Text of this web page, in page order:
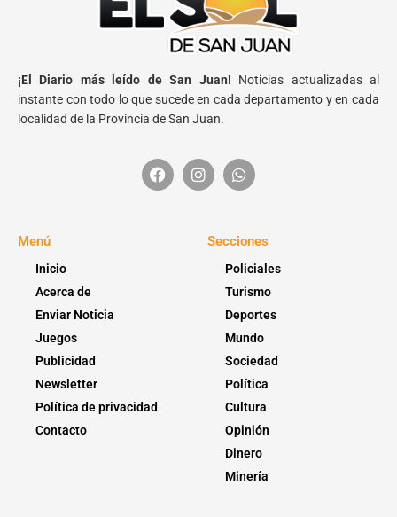
¡El Diario más leído de San Juan! Noticias actualizadas al
instante con todo lo que sucede en cada departamento y en cada
localidad de la Provincia de San Juan.
Menú
Inicio
Acerca de
Enviar Noticia
Juegos
Publicidad
Newsletter
Política de privacidad
Contacto
Secciones
Policiales
Turismo
Deportes
Mundo
Sociedad
Política
Cultura
Opinión
Dinero
Minería